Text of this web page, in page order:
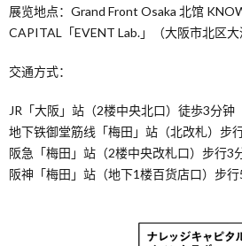
展览地点：Grand Front Osaka 北馆
CAPITAL「EVENT Lab.」（大阪市北区大
交通方式：
JR「大阪」站（2楼中央北口）徒歩3分钟
地下铁御堂筋线「梅田」站（北改札）步
阪急「梅田」站（2楼中央改札口）步行3
阪神「梅田」站（地下1楼百货店口）步